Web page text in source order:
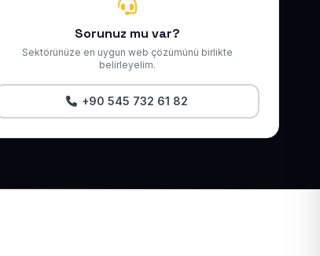
Sorunuz mu var?
Sektörünüze en uygun web çözümünü birlikte
belirleyelim.
+90 545 732 61 82